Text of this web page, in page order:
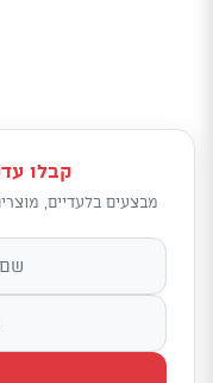
קבלו
מבצעים בלעדיים,